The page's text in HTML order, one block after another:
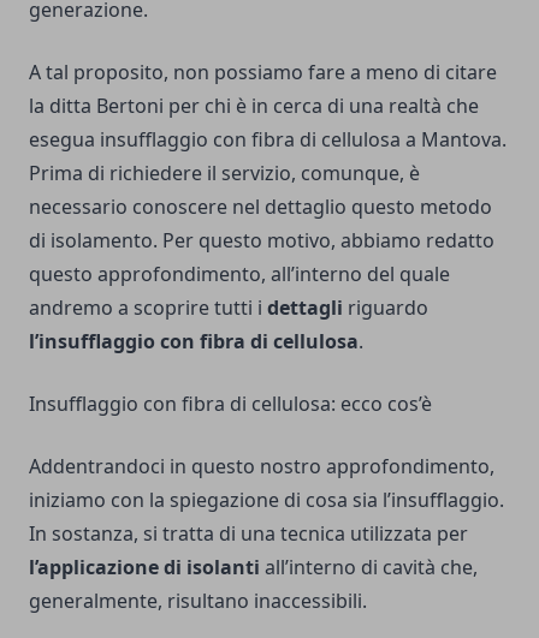
generazione.
A tal proposito, non possiamo fare a meno di citare
la ditta Bertoni per chi è in cerca di una realtà che
esegua insufflaggio con fibra di cellulosa a Mantova.
Prima di richiedere il servizio, comunque, è
necessario conoscere nel dettaglio questo metodo
di isolamento. Per questo motivo, abbiamo redatto
questo approfondimento, all’interno del quale
andremo a scoprire tutti i dettagli riguardo
l’insufflaggio con fibra di cellulosa.
Insufflaggio con fibra di cellulosa: ecco cos’è
Addentrandoci in questo nostro approfondimento,
iniziamo con la spiegazione di cosa sia l’insufflaggio.
In sostanza, si tratta di una tecnica utilizzata per
l’applicazione di isolanti all’interno di cavità che,
generalmente, risultano inaccessibili.